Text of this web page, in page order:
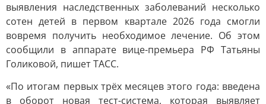
выявления наследственных заболеваний несколько
сотен детей в первом квартале 2026 года смогли
вовремя получить необходимое лечение. Об этом
сообщили в аппарате вице-премьера РФ Татьяны
Голиковой, пишет ТАСС.
«По итогам первых трёх месяцев этого года: введена
в оборот новая тест-система, которая выявляет